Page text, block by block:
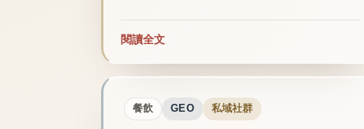
閱讀全文
餐飲 GEO 私域社群